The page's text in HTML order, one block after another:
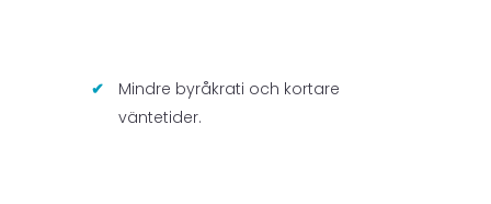
Mindre byråkrati och kortare
väntetider.